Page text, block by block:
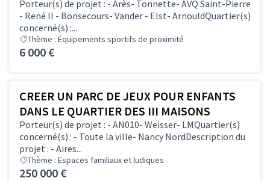
Porteur(s) de projet : - Arès- Tonnette- AVQ Saint-Pierre
- René II - Bonsecours- Vander - Elst- ArnouldQuartier(s)
concerné(s) :...
Thème : Équipements sportifs de proximité
6 000 €
CREER UN PARC DE JEUX POUR ENFANTS
DANS LE QUARTIER DES III MAISONS
Porteur(s) de projet : - AN010- Weisser- LMQuartier(s)
concerné(s) : - Toute la ville- Nancy NordDescription du
projet : - Aires...
Thème : Espaces familiaux et ludiques
250 000 €